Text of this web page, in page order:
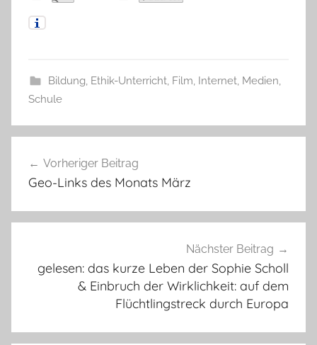
Bildung, Ethik-Unterricht, Film, Internet, Medien,
Schule
Vorheriger Beitrag
Geo-Links des Monats März
Nächster Beitrag
gelesen: das kurze Leben der Sophie Scholl
& Einbruch der Wirklichkeit: auf dem
Flüchtlingstreck durch Europa